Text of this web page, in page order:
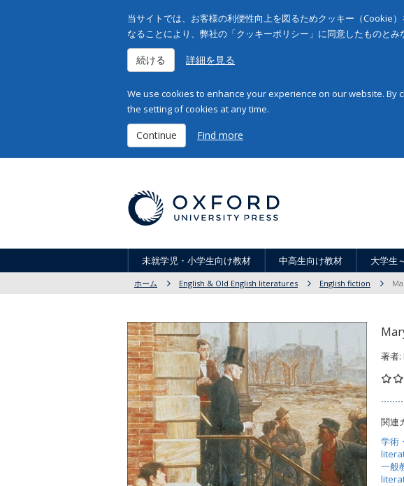
当サイトでは、お客様の利便性向上を図るためクッキー（Cookie
なることにより、弊社の「クッキーポリシー」に同意したものと
続ける 詳細を見る
We use cookies to enhance your experience on our website. By
the setting of cookies at any time.
Continue Find more
未就学児・小学生向け教材 中高生向け教材 大学生
ホーム English & Old English literatures English fiction
著者:
関連
学術
一般